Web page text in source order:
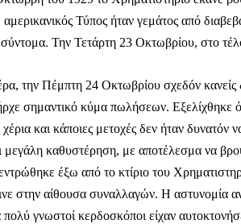
Τύπος ήταν γεμάτος από
Την Τετάρτη 23 Οκτωβρίου, στο
την Πέμπτη 24 Οκτωβρίου σχεδόν κανείς
σημαντικό κύμα πωλήσεων. Εξελίχθηκε
χέρια και κάποιες μετοχές δεν ήταν
μεγάλη καθυστέρηση, με αποτέλεσμα να
έξω από το κτίριο του
στην αίθουσα συναλλαγών. Η αστυνομία
πολύ γνωστοί κερδοσκόποι είχαν